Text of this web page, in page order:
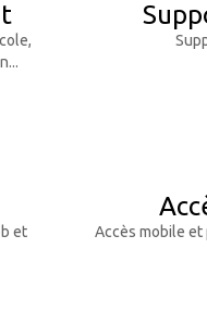
et
Accès mobile